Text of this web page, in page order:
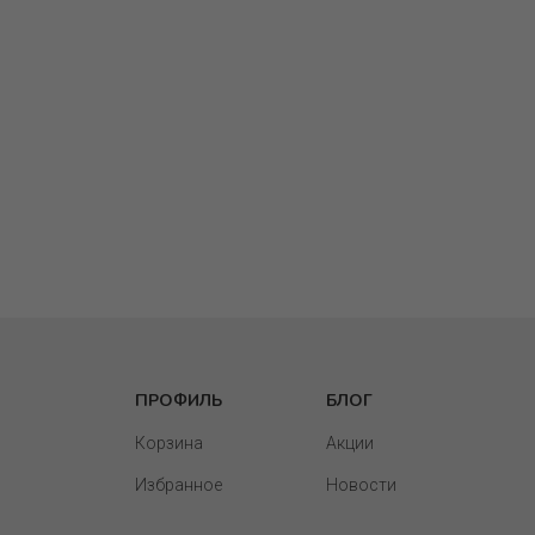
ПРОФИЛЬ
Корзина
Избранное
БЛОГ
Акции
Новости